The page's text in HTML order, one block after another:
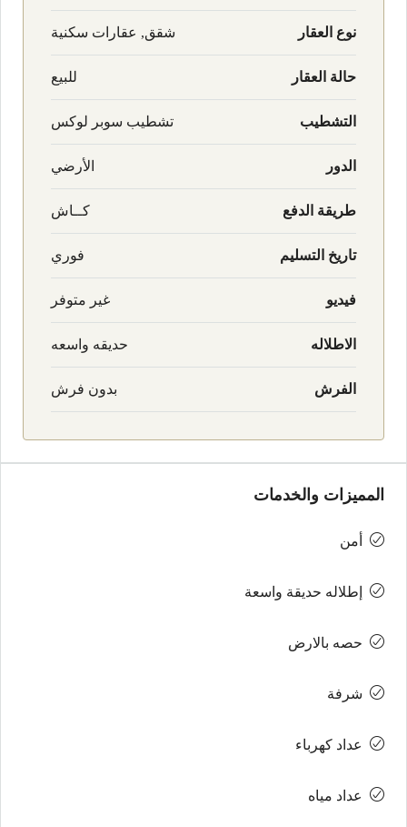
نوع العقار شقق, عقارات سكنية
حالة العقار للبيع
التشطيب تشطيب سوبر لوكس
الدور الأرضي
طريقة الدفع كــاش
تاريخ التسليم فوري
فيديو غير متوفر
الاطلاله حديقه واسعه
الفرش بدون فرش
المميزات والخدمات
أمن
إطلاله حديقة واسعة
حصه بالارض
شرفة
عداد كهرباء
عداد مياه